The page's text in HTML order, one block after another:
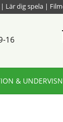
| Lär dig spela |
16
&